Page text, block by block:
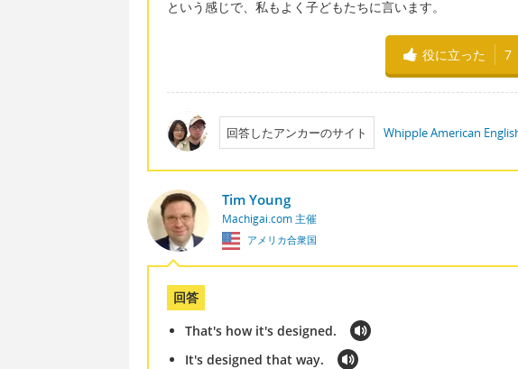
という感じで、私もよく子どもたちに言います。
役に立った 7
回答したアンカーのサイト Whipple American
Tim Young
Machigai.com 主催
アメリカ合衆国
回答
That's how it's designed.
It's designed that way.